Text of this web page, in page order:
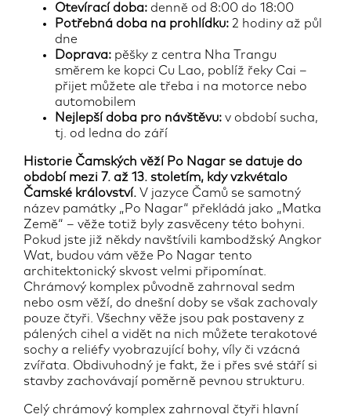
Otevírací doba: denně od 8:00 do 18:00
Potřebná doba na prohlídku: 2 hodiny až půl
dne
Doprava: pěšky z centra Nha Trangu
směrem ke kopci Cu Lao, poblíž řeky Cai –
přijet můžete ale třeba i na motorce nebo
automobilem
Nejlepší doba pro návštěvu: v období sucha,
tj. od ledna do září
Historie Čamských věží Po Nagar se datuje do
období mezi 7. až 13. stoletím, kdy vzkvétalo
Čamské království. V jazyce Čamů se samotný
název památky „Po Nagar“ překládá jako „Matka
Země“ – věže totiž byly zasvěceny této bohyni.
Pokud jste již někdy navštívili kambodžský Angkor
Wat, budou vám věže Po Nagar tento
architektonický skvost velmi připomínat.
Chrámový komplex původně zahrnoval sedm
nebo osm věží, do dnešní doby se však zachovaly
pouze čtyři. Všechny věže jsou pak postaveny z
pálených cihel a vidět na nich můžete terakotové
sochy a reliéfy vyobrazující bohy, víly či vzácná
zvířata. Obdivuhodný je fakt, že i přes své stáří si
stavby zachovávají poměrně pevnou strukturu.
Celý chrámový komplex zahrnoval čtyři hlavní